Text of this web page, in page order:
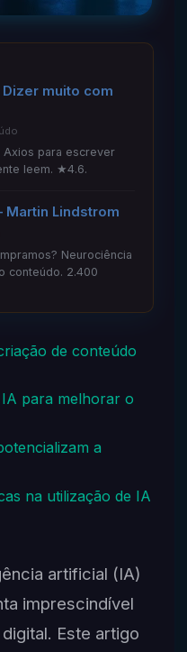
muito com
para escrever
leem. ★4.6.
Lindstrom
Neurociência
conteúdo. 2.400
de conteúdo
IA para melhorar o
a
na utilização de IA
artificial (IA)
imprescindível
Este artigo